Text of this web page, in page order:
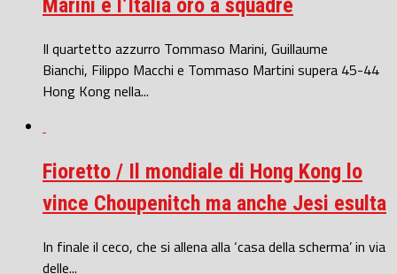
Marini e l’Italia oro a squadre
Il quartetto azzurro Tommaso Marini, Guillaume
Bianchi, Filippo Macchi e Tommaso Martini supera 45-44
Hong Kong nella...
Fioretto / Il mondiale di Hong Kong lo
vince Choupenitch ma anche Jesi esulta
In finale il ceco, che si allena alla ‘casa della scherma’ in via
delle...